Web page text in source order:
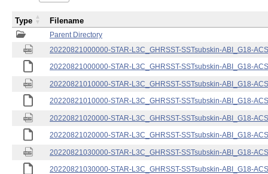
Parent Directory
20220821000000-STAR-L3C_GHRSST-SSTsubskin-ABI_G18-
20220821000000-STAR-L3C_GHRSST-SSTsubskin-ABI_G18-
20220821010000-STAR-L3C_GHRSST-SSTsubskin-ABI_G18-
20220821010000-STAR-L3C_GHRSST-SSTsubskin-ABI_G18-
20220821020000-STAR-L3C_GHRSST-SSTsubskin-ABI_G18-
20220821020000-STAR-L3C_GHRSST-SSTsubskin-ABI_G18-
20220821030000-STAR-L3C_GHRSST-SSTsubskin-ABI_G18-
20220821030000-STAR-L3C_GHRSST-SSTsubskin-ABI_G18-
Type Filename